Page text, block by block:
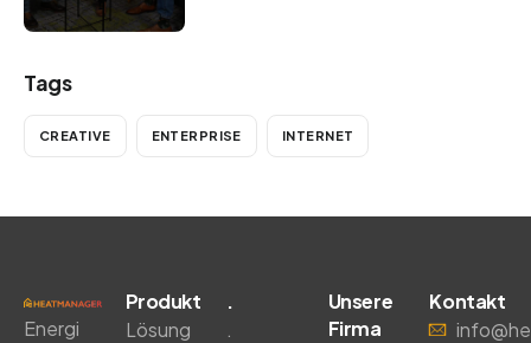
Tags
CREATIVE ENTERPRISE INTERNET
Energi
Produkt
Lösung
.
.
Unsere
Firma
Kontakt